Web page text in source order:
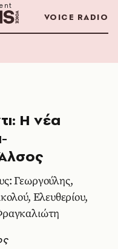
VOICE RADIO
Η νέα
Γεωργούλης,
και Φραγκαλιώτη